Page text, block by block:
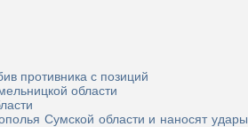
противника с позиций
области
Сумской области и наносят удары